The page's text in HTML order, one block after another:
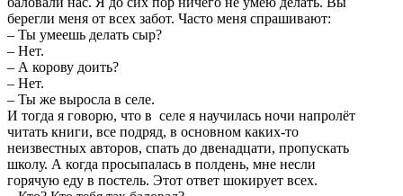
берегли меня от всех забот. Часто меня спрашивают:
– Ты умеешь делать сыр?
– Нет.
– А корову доить?
– Нет.
– Ты же выросла в селе.
И тогда я говорю, что в селе я научилась ночи напролёт
читать книги, все подряд, в основном каких-то
неизвестных авторов, спать до двенадцати, пропускать
школу. А когда просыпалась в полдень, мне несли
горячую еду в постель. Этот ответ шокирует всех.